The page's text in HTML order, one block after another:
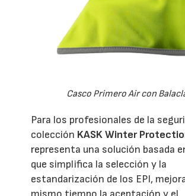
Casco Primero Air con
Para los profesionales de la
colección KASK Winter
representa una solución basada
que simplifica la selección y la
estandarización de los EPI,